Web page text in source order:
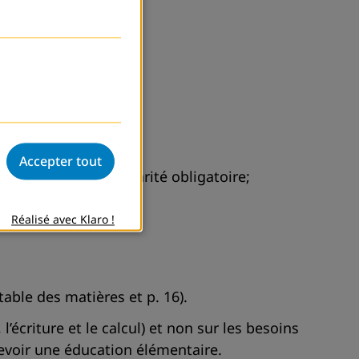
années) de la scolarité obligatoire;
tant que fin en soi;
des matières et p. 16).
et le calcul) et non sur les besoins
une éducation élémentaire.
Accepter tout
Réalisé avec Klaro !